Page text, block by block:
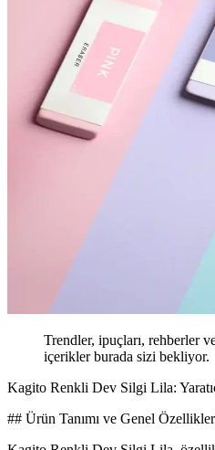
Trendler, ipuçları, rehberler
içerikler burada sizi bekliyor.
Kagito Renkli Dev Silgi Lila:
## Ürün Tanımı ve Genel